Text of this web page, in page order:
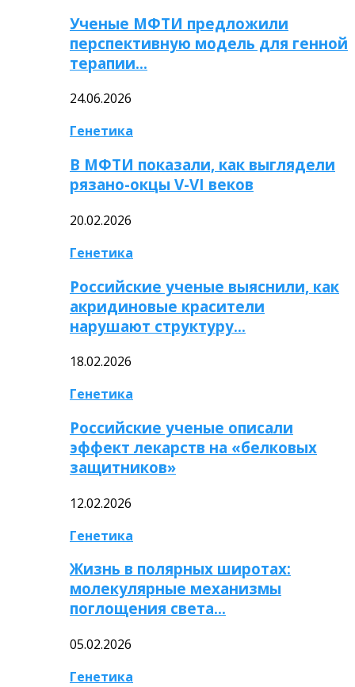
Ученые МФТИ предложили
перспективную модель для генной
терапии…
24.06.2026
Генетика
В МФТИ показали, как выглядели
рязано-окцы V-VI веков
20.02.2026
Генетика
Российские ученые выяснили, как
акридиновые красители
нарушают структуру…
18.02.2026
Генетика
Российские ученые описали
эффект лекарств на «белковых
защитников»
12.02.2026
Генетика
Жизнь в полярных широтах:
молекулярные механизмы
поглощения света…
05.02.2026
Генетика